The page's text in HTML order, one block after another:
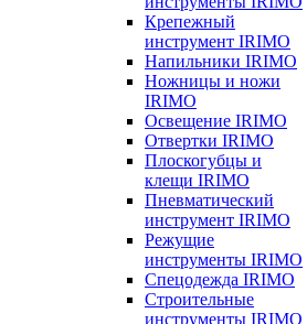
Крепежный
инструмент IRIMO
Напильники IRIMO
Ножницы и ножи
IRIMO
Освещение IRIMO
Отвертки IRIMO
Плоскогубцы и
клещи IRIMO
Пневматический
инструмент IRIMO
Режущие
инструменты IRIMO
Спецодежда IRIMO
Строительные
инструменты IRIMO